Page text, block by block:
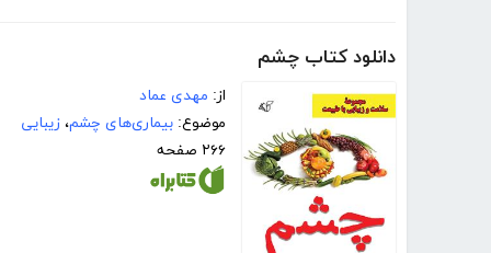
دانلود کتاب چشم
از: مهدی عماد
موضوع: بیماری‌های چشم، زیبایی
۲۶۶ صفحه